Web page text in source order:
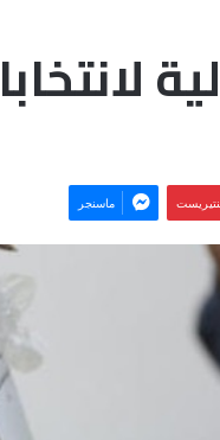
ماسنجر